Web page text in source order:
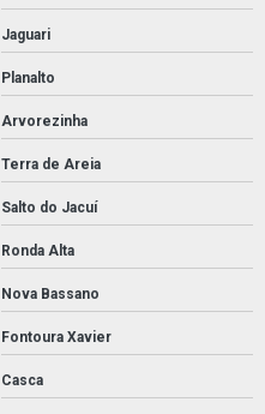
Jaguari
Planalto
Arvorezinha
Terra de Areia
Salto do Jacuí
Ronda Alta
Nova Bassano
Fontoura Xavier
Casca